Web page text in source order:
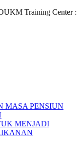
Training Center :
MASA PENSIUN
MENJADI